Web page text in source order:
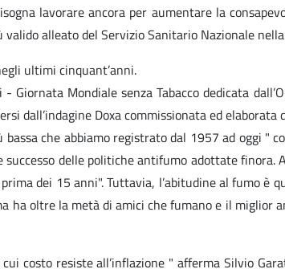
lavorare ancora per aumentare la
alleato del Servizio Sanitario Nazionale
ultimi cinquant’anni.
Mondiale senza Tabacco dedicata
dall’indagine Doxa commissionata ed
che abbiamo registrato dal 1957 ad oggi "
delle politiche antifumo adottate
dei 15 anni". Tuttavia, l’abitudine al fumo
ha oltre la metà di amici che fumano e il
costo resiste all’inflazione " afferma Silvio